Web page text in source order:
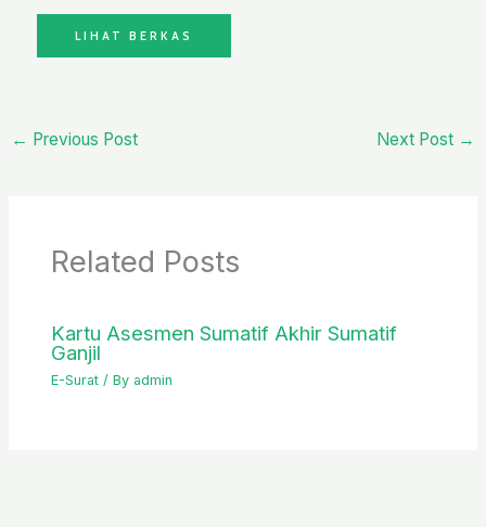
LIHAT BERKAS
← Previous Post Next Post →
Related Posts
Kartu Asesmen Sumatif Akhir Sumatif
Ganjil
E-Surat / By admin